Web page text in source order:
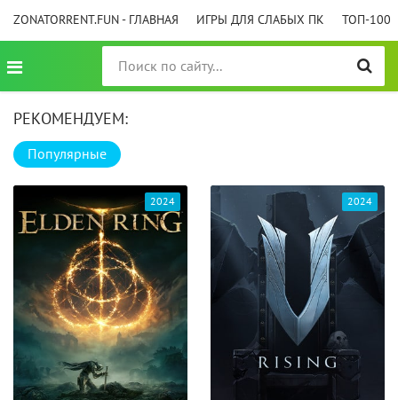
ZONATORRENT.FUN - ГЛАВНАЯ ИГРЫ ДЛЯ СЛАБЫХ ПК ТОП-100
РЕКОМЕНДУЕМ:
Популярные
2024 2024